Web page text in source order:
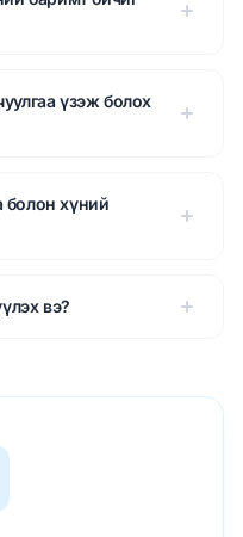
үзэж болох
болон хүний
вэ?